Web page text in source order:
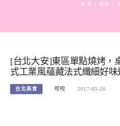
旅遊 | 美食 |
[台北大安]東區單點燒烤，
式工業風蘊藏法式纖細好
台北美食 咬咬 2017-05-26